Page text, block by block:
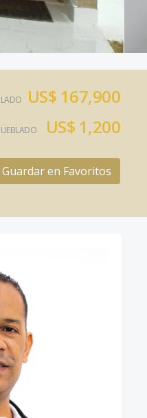
US$ 167,900
US$ 1,200
Guardar en Favoritos